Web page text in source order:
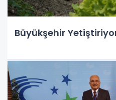
Büyükşehir